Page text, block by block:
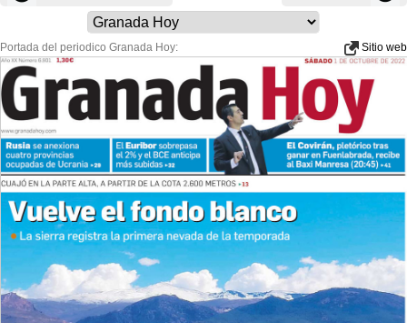
Portada del periodico Granada Hoy: Sitio web